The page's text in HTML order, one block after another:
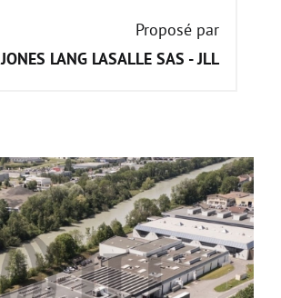
Proposé par
JONES LANG LASALLE SAS - JLL